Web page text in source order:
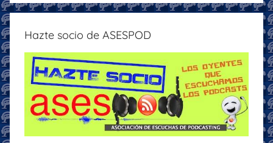
Hazte socio de ASESPOD